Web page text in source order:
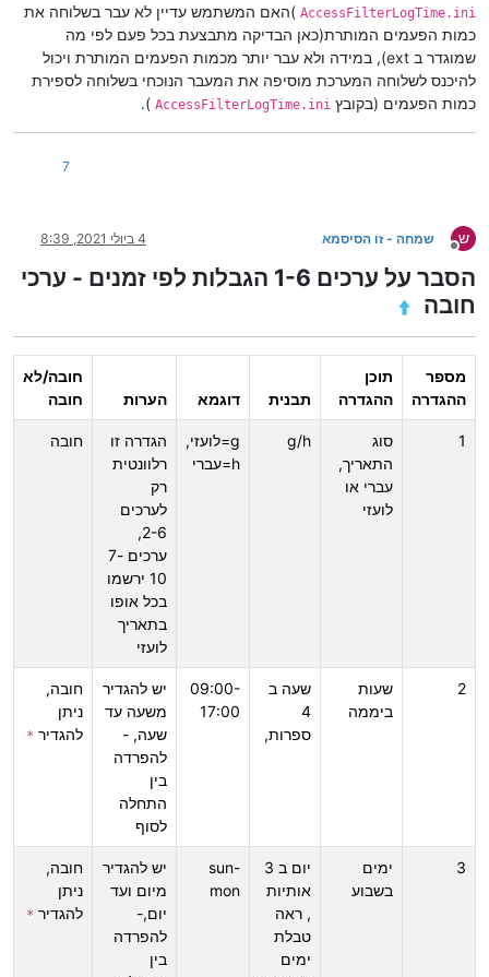
AccessFilterLogTime.ini )האם המשתמש עדיין לא עבר בשלוחה את
כמות הפעמים המותרת(כאן הבדיקה מתבצעת בכל פעם לפי מה
שמוגדר ב ext), במידה ולא עבר יותר מכמות הפעמים המותרת ויכול
להיכנס לשלוחה המערכת מוסיפה את המעבר הנוכחי בשלוחה לספירת
כמות הפעמים (בקובץ AccessFilterLogTime.ini
).
7
ש
מנותק
שמחה - זו הסיסמא 4 ביולי 2021, 8:39
הסבר על ערכים 1-6 הגבלות לפי זמנים - ערכי
חובה
מספר
ההגדרה
תוכן
ההגדרה
תבנית דוגמא הערות
חובה/לא
חובה
1
סוג
התאריך,
עברי או
לועזי
g/h
g=לועזי,
h=עברי
הגדרה זו
רלוונטית
רק
לערכים
2-6,
ערכים 7-
10 ירשמו
בכל אופו
בתאריך
לועזי
חובה
2
שעות
ביממה
שעה ב
4
ספרות,
09:00-
17:00
יש להגדיר
משעה עד
שעה, -
להפרדה
בין
התחלה
לסוף
חובה,
ניתן
להגדיר *
3
ימים
בשבוע
יום ב 3
אותיות
, ראה
טבלת
ימים
sun-
mon
יש להגדיר
מיום ועד
יום,-
להפרדה
בין
חובה,
ניתן
להגדיר *